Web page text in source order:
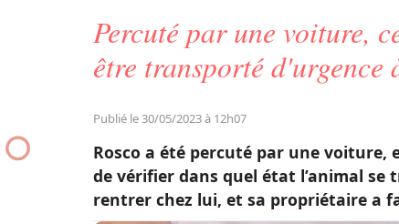
Percuté par une voiture,
être transporté
Publié le 30/05/2023 à 12h07
Rosco a été percuté par une
de vérifier dans quel état l’animal se
rentrer chez lui, et sa propriétaire a